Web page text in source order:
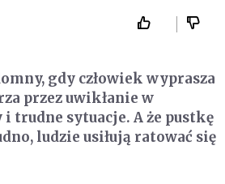
gdy człowiek wyprasza
przez uwikłanie w
trudne sytuacje. A że pustkę
ludzie usiłują ratować się